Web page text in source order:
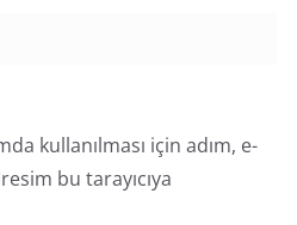
kullanılması için adım, e-
bu tarayıcıya